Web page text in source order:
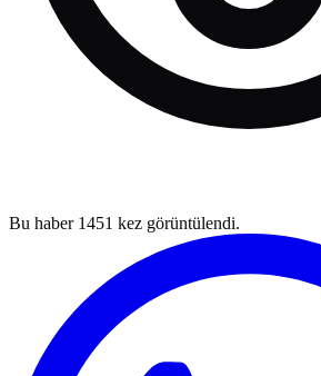
Bu haber 1451 kez görüntülendi.